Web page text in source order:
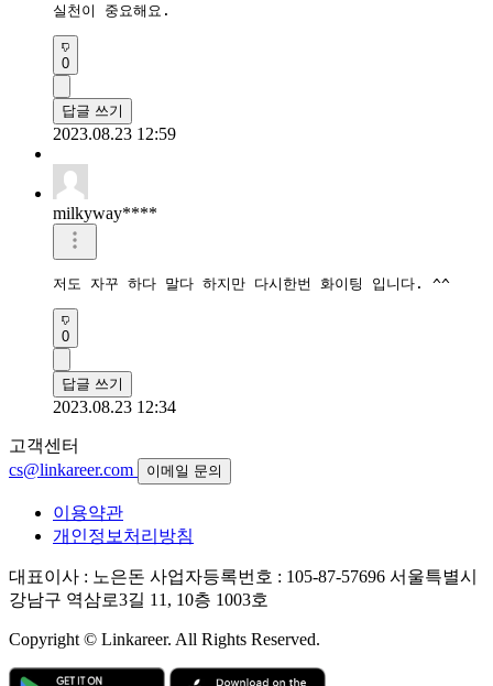
실천이 중요해요.
0
답글 쓰기
2023.08.23 12:59
milkyway****
저도 자꾸 하다 말다 하지만 다시한번 화이팅 입니다. ^^
0
답글 쓰기
2023.08.23 12:34
고객센터
cs@linkareer.com
이메일 문의
이용약관
개인정보처리방침
대표이사 : 노은돈 사업자등록번호 : 105-87-57696 서울특별시
강남구 역삼로3길 11, 10층 1003호
Copyright © Linkareer. All Rights Reserved.